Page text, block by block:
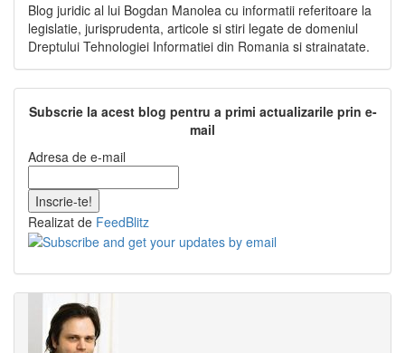
Blog juridic al lui Bogdan Manolea cu informatii referitoare la
legislatie, jurisprudenta, articole si stiri legate de domeniul
Dreptului Tehnologiei Informatiei din Romania si strainatate.
Subscrie la acest blog pentru a primi actualizarile prin e-
mail
Adresa de e-mail
Realizat de FeedBlitz